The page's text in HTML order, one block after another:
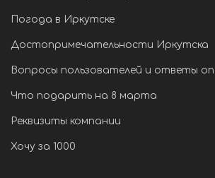
Погода в Иркутске
Достопримечательности Иркутска
Вопросы пользователей и ответы
Что подарить на 8 марта
Реквизиты компании
Хочу за 1000